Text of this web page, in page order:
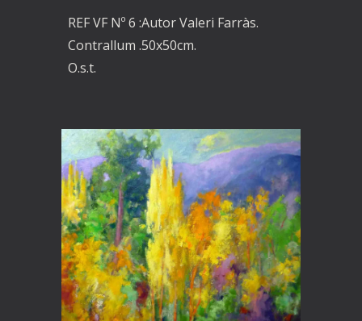
REF VF Nº 6 :Autor Valeri Farràs.
Contrallum .50x50cm.
O.s.t.